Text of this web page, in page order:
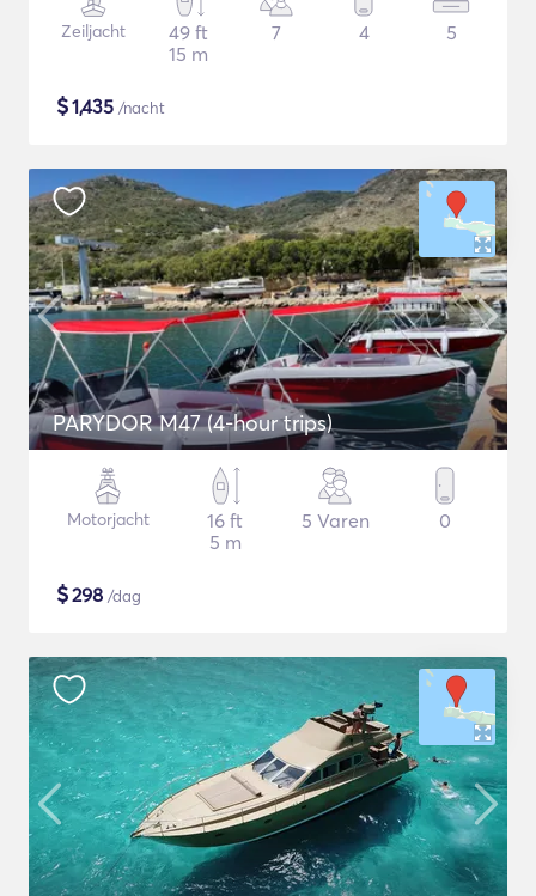
Zeiljacht
49 ft
15 m
7 4 5
$1,435 /nacht
PARYDOR M47 (4-hour trips)
Motorjacht
16 ft
5 m
5 Varen 0
$298 /dag